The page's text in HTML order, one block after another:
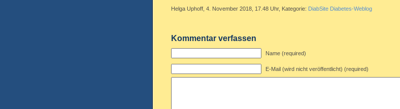
Helga Uphoff, 4. November 2018, 17.48 Uhr, Kategorie: DiabSite Diabetes-Weblog
Kommentar verfassen
Name (required)
E-Mail (wird nicht veröffentlicht) (required)